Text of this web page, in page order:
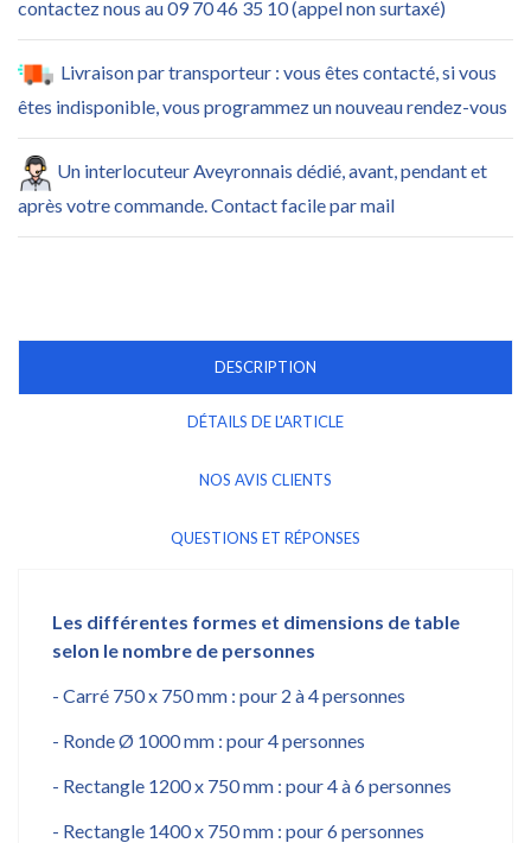
contactez nous au 09 70 46 35 10 (appel non surtaxé)
Livraison par transporteur : vous êtes contacté, si vous
êtes indisponible, vous programmez un nouveau rendez-vous
Un interlocuteur Aveyronnais dédié, avant, pendant et
après votre commande. Contact facile par mail
DESCRIPTION
DÉTAILS DE L'ARTICLE
NOS AVIS CLIENTS
QUESTIONS ET RÉPONSES
Les différentes formes et dimensions de table
selon le nombre de personnes
- Carré 750 x 750 mm : pour 2 à 4 personnes
- Ronde Ø 1000 mm : pour 4 personnes
- Rectangle 1200 x 750 mm : pour 4 à 6 personnes
- Rectangle 1400 x 750 mm : pour 6 personnes